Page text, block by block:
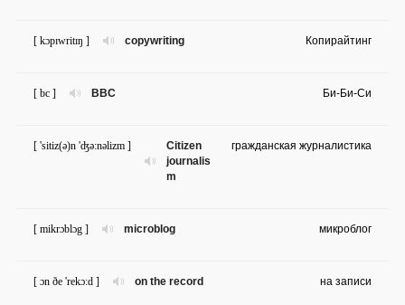
copywriting
[ kɔpɪwritɪŋ ] Копирайтинг
BBC
[ bc ] Би-Би-Си
Citizen
journalis
m
[ 'sitiz(ə)n 'ʤə:nəlizm ] гражданская журналистика
microblog
[ mikrɔblɔg ] микроблог
on the record
[ ɔn ðe 'rekɔ:d ] на записи